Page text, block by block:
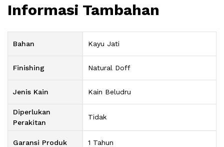
Informasi Tambahan
Bahan Kayu Jati
Finishing Natural Doff
Jenis Kain Kain Beludru
Diperlukan
Perakitan
Tidak
Garansi Produk 1 Tahun